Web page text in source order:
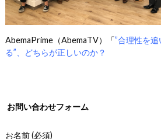
AbemaPrime（AbemaTV）「”合理性を
る”、どちらが正しいのか？
お問い合わせフォーム
お名前 (必須)